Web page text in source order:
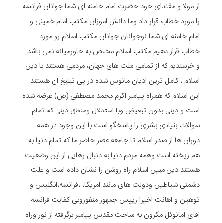
از مولا و مقتدای خود حضرت امام خامنه ای شما جوانان فرانسه
را مورد خطاب قرار داد وما دانش اموزان مکتب امام خمینی و
امام خامنه ای شما نوجوانان ‌جوانان مکتب اسلام رو مورد
خطاب قرار دهیم مکتب اسلام مختص به خاورمیانه نمی باشد
‌و خرسندیم که از تمامی ملت های جهان، مردمی هستند با دین
اسلام ، کامل ترین ادیان مانوس شده در پی تبلیغ ان هستند.
این اسلام که همراه پیامبر اکرم محمد مصطفی (ص) عرضه شده
است و دینی بدون تبعیض وبا استدلال ومنطق دینی که تمام
سوالات بنیادی بشری را پاسخگو است با این وجود در همه
دوران ها از صدر اسلام تا جامعه عصر حاضر ما که تمام دنیا به
هم ریخته است وهمه مردم دنیا به دنبال رهایی از این وضعیت
هستند دین مبین اسلام راه روشن را نشان داده است ‌و علت
دشمنی شیاطین ودولت های مانند امریکا، ،فرانسه،انگلیس و….
توهین و اهانت اخیرا رییس جمهور منفوروبی کفایت فرانسه
اقای امانوئل مکرون به ساحت مقدس پیامبر برگرفته از نور وراه